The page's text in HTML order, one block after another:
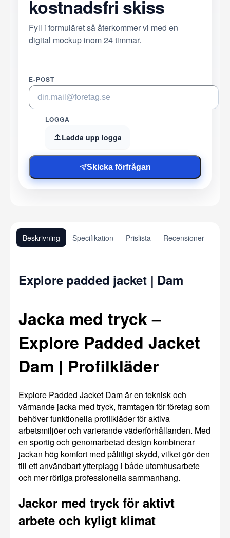
kostnadsfri skiss
Fyll i formuläret så återkommer vi med en
digital mockup inom 24 timmar.
E-POST
LOGGA
Ladda upp logga
Skicka förfrågan
Beskrivning Specifikation Prislista Recensioner
Explore padded jacket | Dam
Jacka med tryck –
Explore Padded Jacket
Dam | Profilkläder
Explore Padded Jacket Dam är en teknisk och
värmande jacka med tryck, framtagen för företag som
behöver funktionella profilkläder för aktiva
arbetsmiljöer och varierande väderförhållanden. Med
en sportig och genomarbetad design kombinerar
jackan hög komfort med pålitligt skydd, vilket gör den
till ett användbart ytterplagg i både utomhusarbete
och mer rörliga professionella sammanhang.
Jackor med tryck för aktivt
arbete och kyligt klimat